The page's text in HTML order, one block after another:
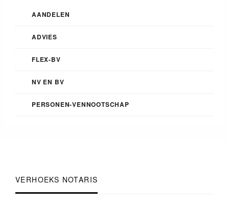
AANDELEN
ADVIES
FLEX-BV
NV EN BV
PERSONEN-VENNOOTSCHAP
VERHOEKS NOTARIS